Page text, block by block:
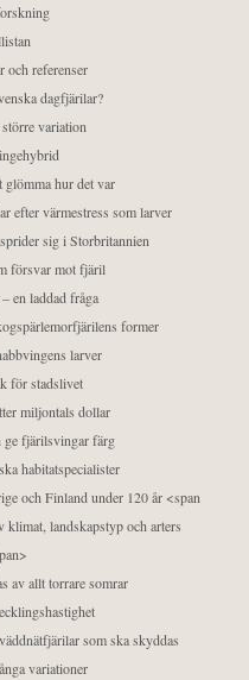
referenser
dagfjärilar?
variation
glömma hur det var
efter värmestress som larver
sig i Storbritannien
försvar mot fjäril
en laddad fråga
former
larver
för stadslivet
miljontals dollar
ge fjärilsvingar färg
habitatspecialister
och Finland under 120 år <span
landskapstyp och arters
av allt torrare somrar
som ska skyddas
variationer